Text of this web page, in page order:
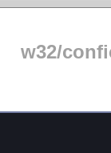
w32/